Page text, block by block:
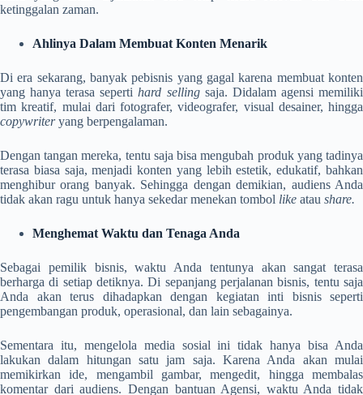
ketinggalan zaman.
Ahlinya Dalam Membuat Konten Menarik
Di era sekarang, banyak pebisnis yang gagal karena membuat konten
yang hanya terasa sepertihard selling saja. Didalam agensi memiliki
tim kreatif, mulai dari fotografer, videografer, visual desainer, hingga
copywriteryang berpengalaman.
Dengan tangan mereka, tentu saja bisa mengubah produk yang tadinya
terasa biasa saja, menjadi konten yang lebih estetik, edukatif, bahkan
menghibur orang banyak. Sehingga dengan demikian, audiens Anda
tidak akan ragu untuk hanya sekedar menekan tombol like atau share.
Menghemat Waktu dan Tenaga Anda
Sebagai pemilik bisnis, waktu Anda tentunya akan sangat terasa
berharga di setiap detiknya. Di sepanjang perjalanan bisnis, tentu saja
Anda akan terus dihadapkan dengan kegiatan inti bisnis seperti
pengembangan produk, operasional, dan lain sebagainya.
Sementara itu, mengelola media sosial ini tidak hanya bisa Anda
lakukan dalam hitungan satu jam saja. Karena Anda akan mulai
memikirkan ide, mengambil gambar, mengedit, hingga membalas
komentar dari audiens. Dengan bantuan Agensi, waktu Anda tidak